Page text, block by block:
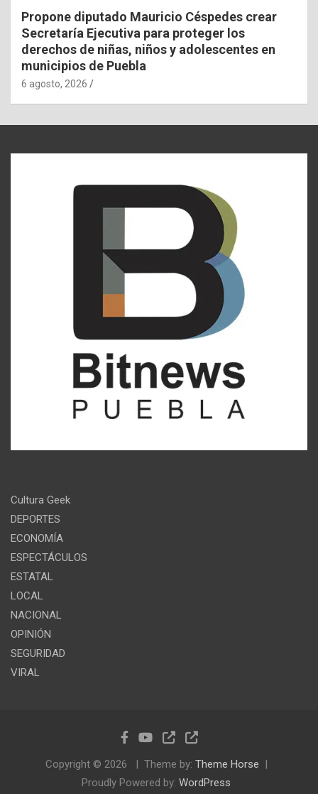
Propone diputado Mauricio Céspedes crear
Secretaría Ejecutiva para proteger los
derechos de niñas, niños y adolescentes en
municipios de Puebla
6 agosto, 2026
Cultura Geek
DEPORTES
ECONOMÍA
ESPECTÁCULOS
ESTATAL
LOCAL
NACIONAL
OPINIÓN
SEGURIDAD
VIRAL
Copyright © 2026 Theme by: Theme Horse
Proudly Powered by: WordPress